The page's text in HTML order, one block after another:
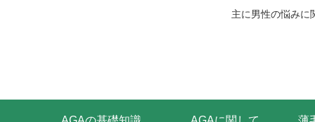
主に男性の悩みに